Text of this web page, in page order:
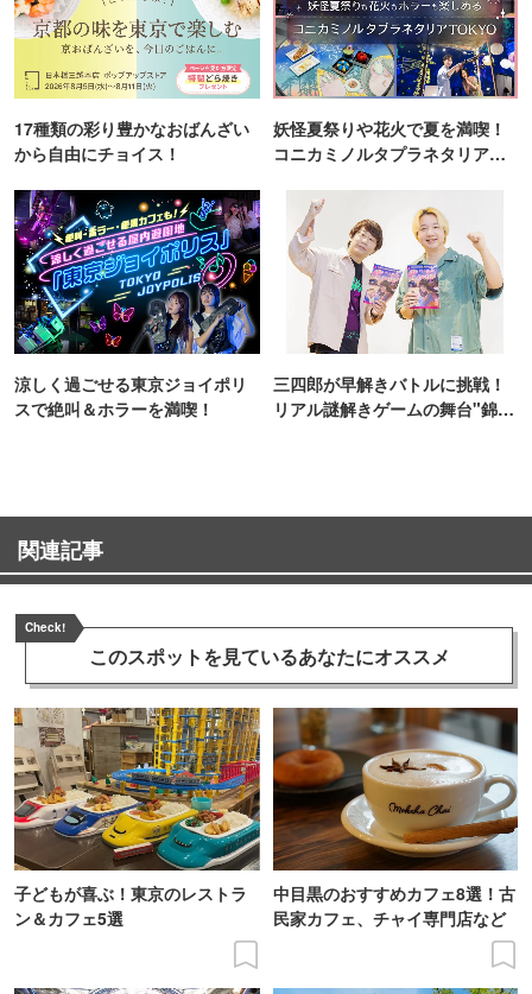
17種類の彩り豊かなおばんざい
から自由にチョイス！
妖怪夏祭りや花火で夏を満喫！
コニカミノルタプラネタリア
涼しく過ごせる東京ジョイポリ
スで絶叫＆ホラーを満喫！
三四郎が早解きバトルに挑戦！
リアル謎解きゲームの舞台"錦糸
関連記事
Check!
このスポットを見ているあなたにオススメ
子どもが喜ぶ！東京のレストラ
ン＆カフェ5選
中目黒のおすすめカフェ8選！古
民家カフェ、チャイ専門店など